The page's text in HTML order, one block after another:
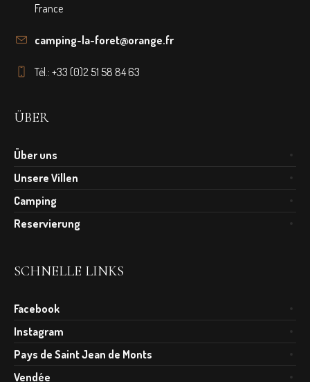
France
camping-la-foret@orange.fr
Tél.: +33 (0)2 51 58 84 63
ÜBER
Über uns
Unsere Villen
Camping
Reservierung
SCHNELLE LINKS
Facebook
Instagram
Pays de Saint Jean de Monts
Vendée